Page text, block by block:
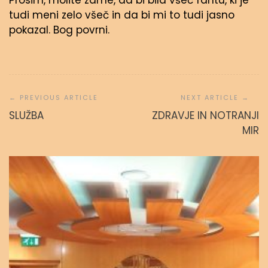
tudi meni zelo všeč in da bi mi to tudi jasno
pokazal. Bog povrni.
prispevka
SLUŽBA
ZDRAVJE IN NOTRANJI
MIR